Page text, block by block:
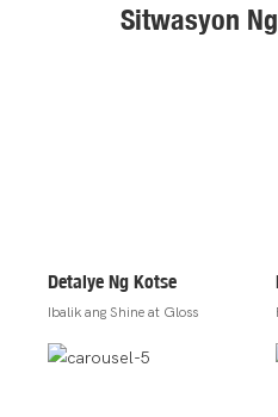
Sitwasyon
Detalye Ng Kotse
Ibalik ang Shine at Gloss